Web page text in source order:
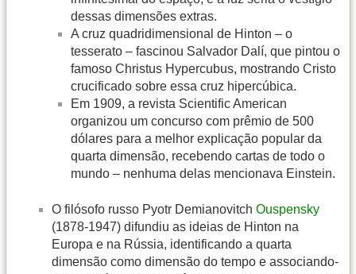
dessas dimensões extras.
A cruz quadridimensional de Hinton – o
tesserato – fascinou Salvador Dalí, que pintou o
famoso Christus Hypercubus, mostrando Cristo
crucificado sobre essa cruz hipercúbica.
Em 1909, a revista Scientific American
organizou um concurso com prêmio de 500
dólares para a melhor explicação popular da
quarta dimensão, recebendo cartas de todo o
mundo – nenhuma delas mencionava Einstein.
O filósofo russo Pyotr Demianovitch Ouspensky
(1878-1947) difundiu as ideias de Hinton na
Europa e na Rússia, identificando a quarta
dimensão como dimensão do tempo e associando-